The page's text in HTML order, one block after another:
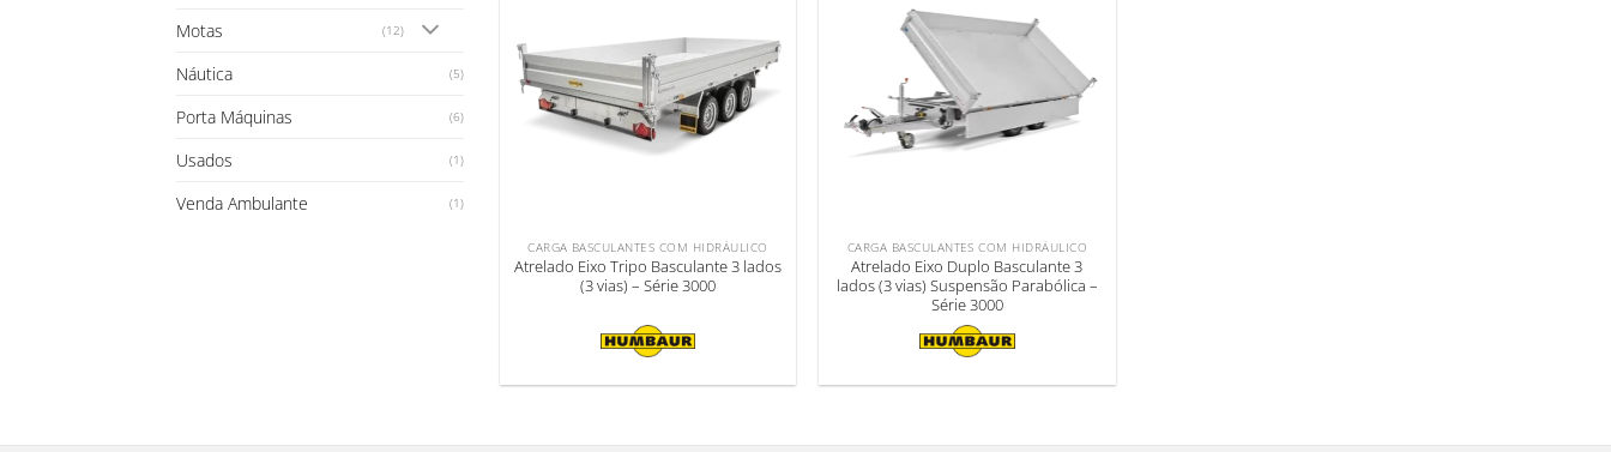
Motas (12)
Náutica (5)
Porta Máquinas (6)
Usados (1)
Venda Ambulante (1)
CARGA BASCULANTES COM HIDRÁULICO
Atrelado Eixo Tripo Basculante 3 lados
(3 vias) – Série 3000
CARGA BASCULANTES COM HIDRÁULICO
Atrelado Eixo Duplo Basculante 3
lados (3 vias) Suspensão Parabólica –
Série 3000